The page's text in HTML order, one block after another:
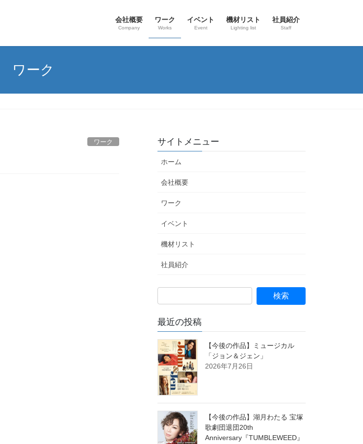
会社概要
Company
ワーク
Works
イベント
Event
機材リスト
Lighting list
社員紹介
Staff
ワーク
ワーク サイトメニュー
ホーム
会社概要
ワーク
イベント
機材リスト
社員紹介
最近の投稿
【今後の作品】ミュージカル
「ジョン＆ジェン」
2026年7月26日
【今後の作品】湖月わたる 宝塚
歌劇団退団20th
Anniversary『TUMBLEWEED』